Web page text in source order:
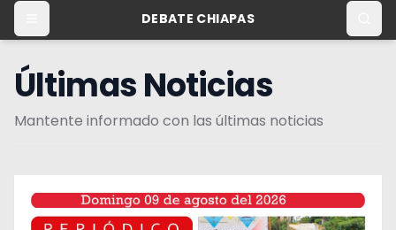
DEBATE CHIAPAS
Últimas Noticias
Mantente informado con las últimas noticias